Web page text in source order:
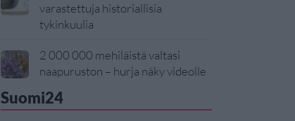
varastettuja historiallisia
tykinkuulia
2 000 000 mehiläistä valtasi
naapuruston – hurja näky videolle
Suomi24